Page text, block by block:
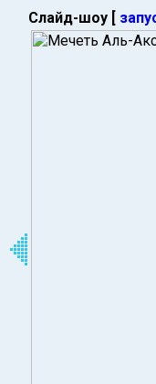
Слайд-шоу [